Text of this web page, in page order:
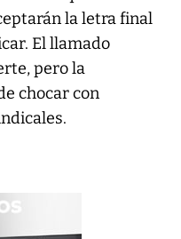
la letra final
El llamado
pero la
chocar con